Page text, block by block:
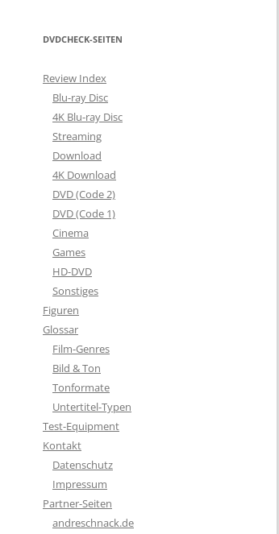
DVDCHECK-SEITEN
Review Index
Blu-ray Disc
4K Blu-ray Disc
Streaming
Download
4K Download
DVD (Code 2)
DVD (Code 1)
Cinema
Games
HD-DVD
Sonstiges
Figuren
Glossar
Film-Genres
Bild & Ton
Tonformate
Untertitel-Typen
Test-Equipment
Kontakt
Datenschutz
Impressum
Partner-Seiten
andreschnack.de